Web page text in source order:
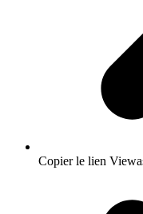
Copier le lien